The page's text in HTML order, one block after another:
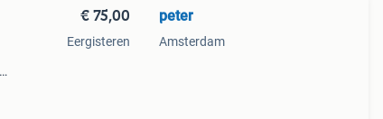
€ 75,00
Eergisteren
peter
Amsterdam